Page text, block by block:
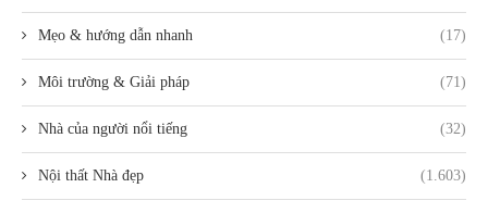
Mẹo & hướng dẫn nhanh (17)
Môi trường & Giải pháp (71)
Nhà của người nổi tiếng (32)
Nội thất Nhà đẹp (1.603)